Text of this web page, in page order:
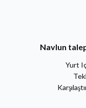
Navlun
Yurt